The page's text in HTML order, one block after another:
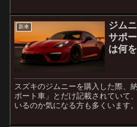
新車
ジム
サポ
は何
スズキのジムニーを購入した際、
ポート車」とだけ記載されていて
いるのか気になる方も多くいます